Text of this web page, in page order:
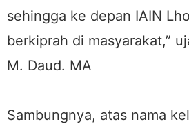
sehingga ke depan IAIN
berkiprah di masyarakat,”
M. Daud. MA
Sambungnya, atas nama